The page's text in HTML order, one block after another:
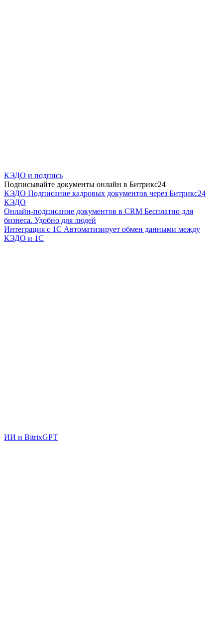
КЭДО и подпись
Подписывайте документы онлайн в Битрикс24
КЭДО Подписание кадровых документов через Битрикс24
КЭДО
Онлайн-подписание документов в CRM Бесплатно для
бизнеса. Удобно для людей
Интеграция с 1С Автоматизирует обмен данными между
КЭДО и 1С
ИИ и BitrixGPT